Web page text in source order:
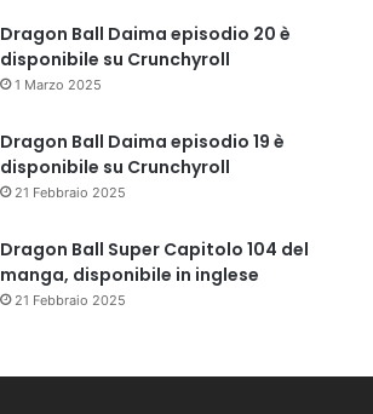
Dragon Ball Daima episodio 20 è
disponibile su Crunchyroll
1 Marzo 2025
Dragon Ball Daima episodio 19 è
disponibile su Crunchyroll
21 Febbraio 2025
Dragon Ball Super Capitolo 104 del
manga, disponibile in inglese
21 Febbraio 2025